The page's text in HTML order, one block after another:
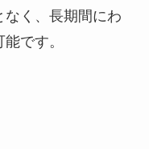
なく、長期間にわ
です。